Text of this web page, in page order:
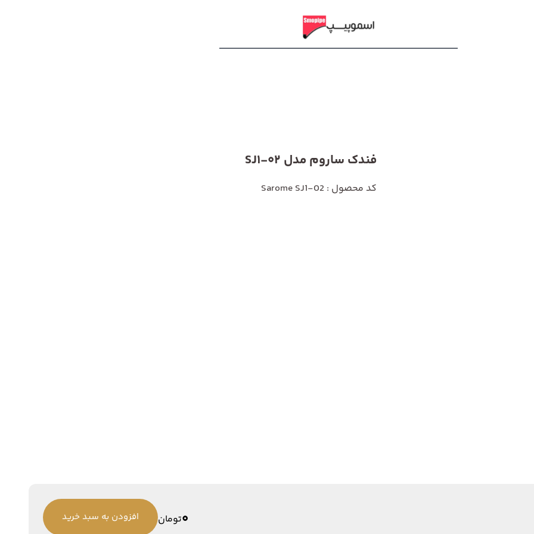
فندک ساروم مدل SJ1-02
کد محصول : Sarome SJ1-02
0تومان افزودن به سبد خرید